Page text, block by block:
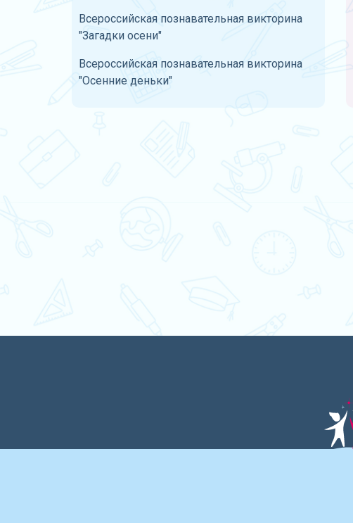
Всероссийская познавательная викторина
"Загадки осени"
Всероссийская познавательная викторина
"Осенние деньки"